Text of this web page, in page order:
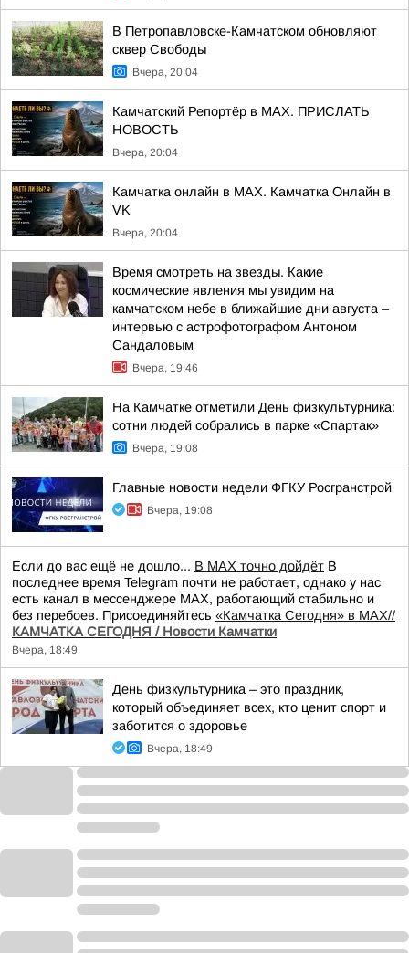
В Петропавловске-Камчатском обновляют
сквер Свободы
Вчера, 20:04
Камчатский Репортёр в MAX. ПРИСЛАТЬ
НОВОСТЬ
Вчера, 20:04
Камчатка онлайн в MAX. Камчатка Онлайн в
VK
Вчера, 20:04
Время смотреть на звезды. Какие
космические явления мы увидим на
камчатском небе в ближайшие дни августа –
интервью с астрофотографом Антоном
Сандаловым
Вчера, 19:46
На Камчатке отметили День физкультурника:
сотни людей собрались в парке «Спартак»
Вчера, 19:08
Главные новости недели ФГКУ Росгранстрой
Вчера, 19:08
Если до вас ещё не дошло... В MAX точно дойдёт В
последнее время Telegram почти не работает, однако у нас
есть канал в мессенджере MAX, работающий стабильно и
без перебоев. Присоединяйтесь «Камчатка Сегодня» в MAX//
КАМЧАТКА СЕГОДНЯ / Новости Камчатки
Вчера, 18:49
День физкультурника – это праздник,
который объединяет всех, кто ценит спорт и
заботится о здоровье
Вчера, 18:49